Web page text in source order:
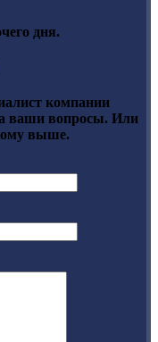
дня.
компании
ваши вопросы. Или
выше.